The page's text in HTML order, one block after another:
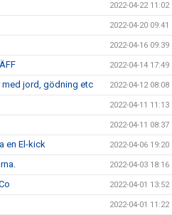
2022-04-22 11:02
2022-04-20 09:41
2022-04-16 09:39
2022-04-14 17:49
jord, gödning etc 2022-04-12 08:08
2022-04-11 11:13
2022-04-11 08:37
en El-kick 2022-04-06 19:20
2022-04-03 18:16
2022-04-01 13:52
2022-04-01 11:22